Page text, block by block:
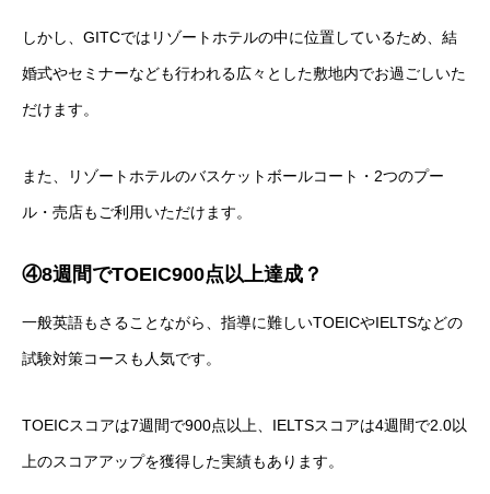
しかし、GITCではリゾートホテルの中に位置しているため、結
婚式やセミナーなども行われる広々とした敷地内でお過ごしいた
だけます。
また、リゾートホテルのバスケットボールコート・2つのプー
ル・売店もご利用いただけます。
④8週間でTOEIC900点以上達成？
一般英語もさることながら、指導に難しいTOEICやIELTSなどの
試験対策コースも人気です。
TOEICスコアは7週間で900点以上、IELTSスコアは4週間で2.0以
上のスコアアップを獲得した実績もあります。